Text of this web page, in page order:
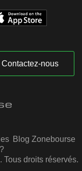
Contactez-nous
Blog Zonebourse
droits réservés.